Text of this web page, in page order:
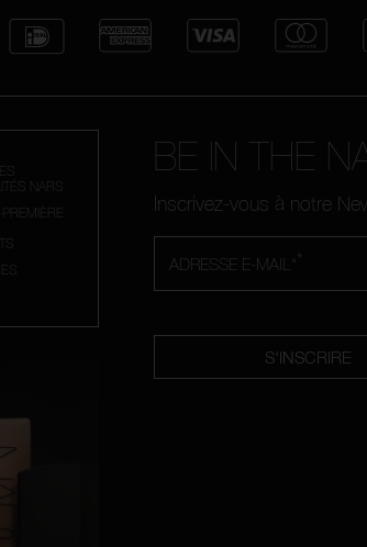
NARS
BE IN THE
Inscrivez-vous à notre
*
ADRESSE E-MAIL*
S'INSCRIRE